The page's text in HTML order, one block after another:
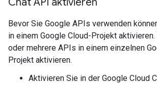
Bevor Sie Google APIs verwenden
in einem Google Cloud-Projekt
oder mehrere APIs in einem einzelnen
Projekt aktivieren.
Aktivieren Sie in der Google Cloud